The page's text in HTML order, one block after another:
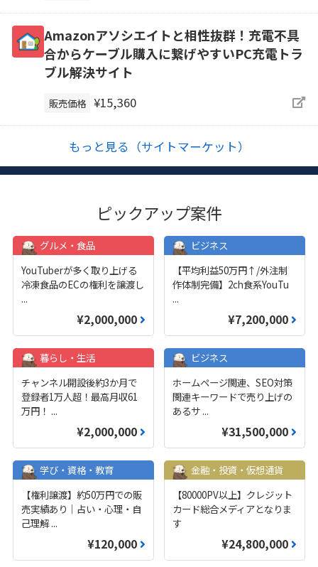
Amazonアソシエイトと相性抜群！充電不具
合からケーブル購入に繋げやすいPC充電トラ
ブル解決サイト
販売価格 ¥15,360
もっと見る（サイトマーケット）
ピックアップ案件
グルメ・食品
YouTuberが多く取り上げる
冷凍食品のECの権利を譲渡し
...
¥2,000,000
ビジネス
【平均利益50万円↑/外注制
作体制完備】2ch食系YouTu
...
¥7,200,000
暮らし・生活
チャンネル開設後約3か月で
登録者1万人超！最高月収61
万円！ ...
¥2,000,000
ビジネス
ホームページ関連、SEO対策
関連キーワードで売り上げの
あるサ ...
¥31,500,000
学び・資格・教育
【権利譲渡】約50万円での販
売実績あり｜占い・心理・自
己理解...
¥120,000
金融・投資・仮想通貨
【80000PV以上】クレジット
カード総合メディアとなりま
す
¥24,800,000